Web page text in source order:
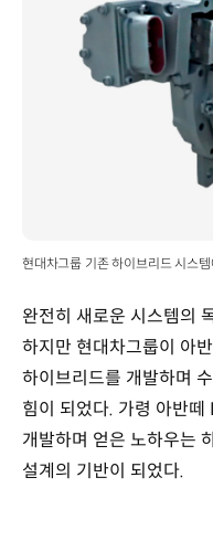
현대차그룹 기존 하이브리드 시스
완전히 새로운 시스템의
하지만 현대차그룹이 아
하이브리드를 개발하며
힘이 되었다. 가령 아반
개발하며 얻은 노하우는
설계의 기반이 되었다.